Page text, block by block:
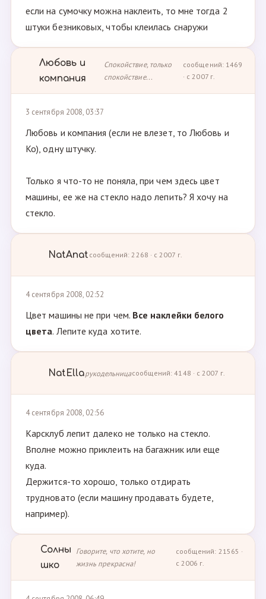
если на сумочку можна наклеить, то мне тогда 2
штуки безниковых, чтобы клеилась снаружи
Любовь и
компания
Спокойствие, только
спокойствие...
сообщений: 1469
· с 2007 г.
3 сентября 2008, 03:37
Любовь и компания (если не влезет, то Любовь и
Ко), одну штучку.
Только я что-то не поняла, при чем здесь цвет
машины, ее же на стекло надо лепить? Я хочу на
стекло.
NatAnat сообщений: 2268 · с 2007 г.
4 сентября 2008, 02:52
Цвет машины не при чем. Все наклейки белого
цвета. Лепите куда хотите.
NatEllaрукодельницасообщений: 4148 · с 2007 г.
4 сентября 2008, 02:56
Карсклуб лепит далеко не только на стекло.
Вполне можно приклеить на багажник или еще
куда.
Держится-то хорошо, только отдирать
трудновато (если машину продавать будете,
например).
Солны
шко
Говорите, что хотите, но
жизнь прекрасна!
сообщений: 21565 ·
с 2006 г.